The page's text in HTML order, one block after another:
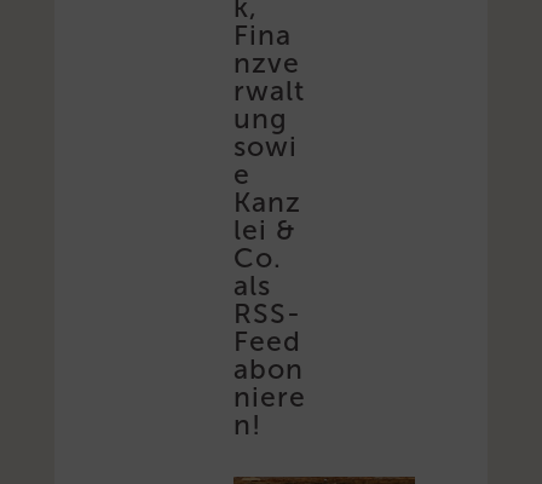
k,
Fina
nzve
rwalt
ung
sowi
e
Kanz
lei &
Co.
als
RSS-
Feed
abon
niere
n!